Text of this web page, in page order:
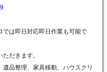
は即日対応即日作業も可能で
だきます。
品整理、家具移動、ハウスクリ